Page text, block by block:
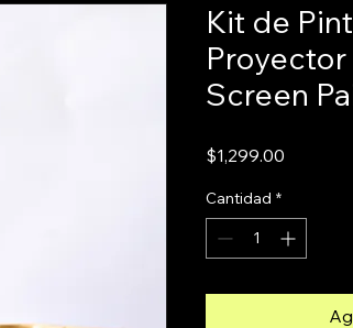
Kit de
Proyector
Screen
$1,299.00
Cantidad *